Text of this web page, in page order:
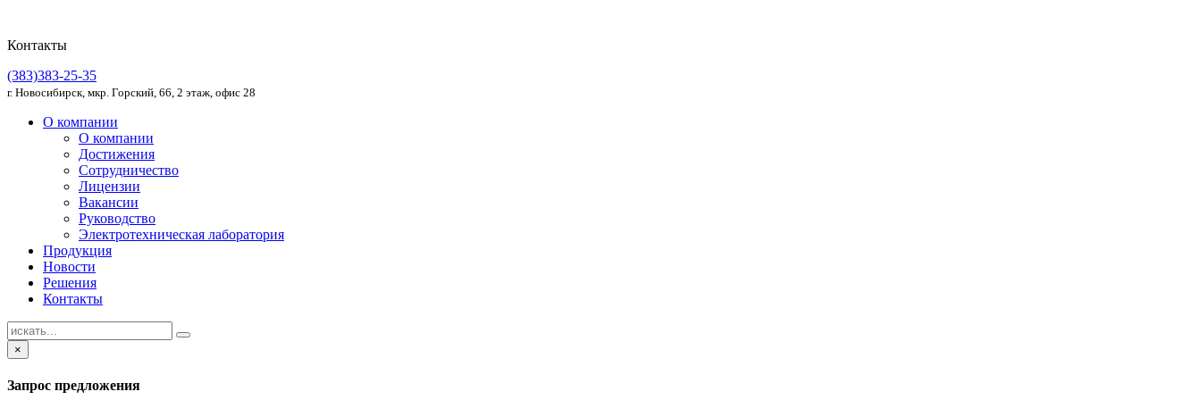
Контакты
(383)383-25-35
г. Новосибирск, мкр. Горский, 66, 2 этаж, офис 28
О компании
О компании
Достижения
Сотрудничество
Лицензии
Вакансии
Руководство
Электротехническая лаборатория
Продукция
Новости
Решения
Контакты
×
Запрос предложения